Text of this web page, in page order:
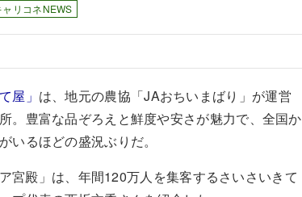
ャリコネNEWS
屋」 は、地元の農協「JAおちいまばり」が運営
。豊富な品ぞろえと鮮度や安さが魅力で、全国か
いるほどの盛況ぶりだ。
宮殿」は、年間120万人を集客するさいさいきて